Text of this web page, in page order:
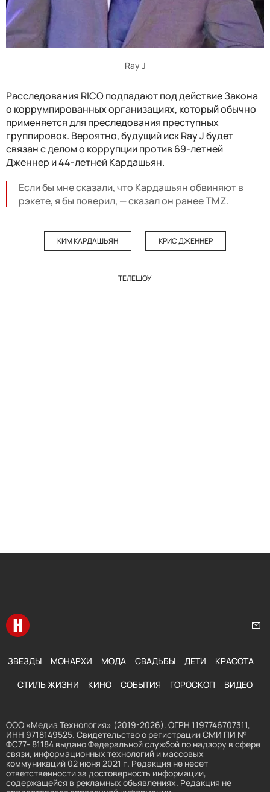
Ray J
Расследования RICO подпадают под действие Закона
о коррумпированных организациях, который обычно
применяется для преследования преступных
группировок. Вероятно, будущий иск Ray J будет
связан с делом о коррупции против 69-летней
Дженнер и 44-летней Кардашьян.
Если бы мне сказали, что Кардашьян обвиняют в
рэкете, я бы поверил, — сказал он ранее TMZ.
КИМ КАРДАШЬЯН КРИС ДЖЕННЕР
ТЕЛЕШОУ
Перейти на главную
ЗВЕЗДЫ МОНАРХИ МОДА СВАДЬБЫ ДЕТИ КРАСОТА
СТИЛЬ ЖИЗНИ КИНО СОБЫТИЯ ГОРОСКОП ВИДЕО
ООО «Медиа Технология» (2019-2026). ОГРН 1197746707311,
ИНН 9718149525. Свидетельство о регистрации СМИ ПИ №
ФС77- 81184 выдано Федеральной службой по надзору в сфере
связи, информационных технологий и массовых
коммуникаций 02 июня 2021 г. Редакция не несет
ответственности за достоверность информации,
содержащейся в рекламных объявлениях. Редакция не